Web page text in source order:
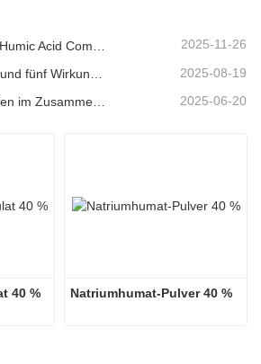
2025-11-26
2025-08-19
Definition von Begriffen im Zusammenhang mit Huminsäure 2025-06-20
40 % Natriumhumat-Pulver 40 %